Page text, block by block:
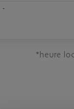
-
*heure